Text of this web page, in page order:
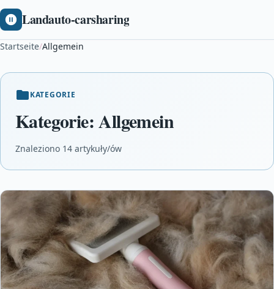
Landauto-carsharing
Startseite/Allgemein
KATEGORIE
Kategorie:Allgemein
Znaleziono 14 artykuły/ów